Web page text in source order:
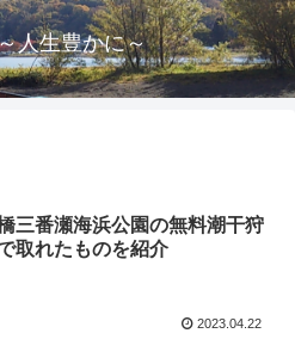
人生豊かに～
三番瀬海浜公園の無料潮干狩
取れたものを紹介
2023.04.22